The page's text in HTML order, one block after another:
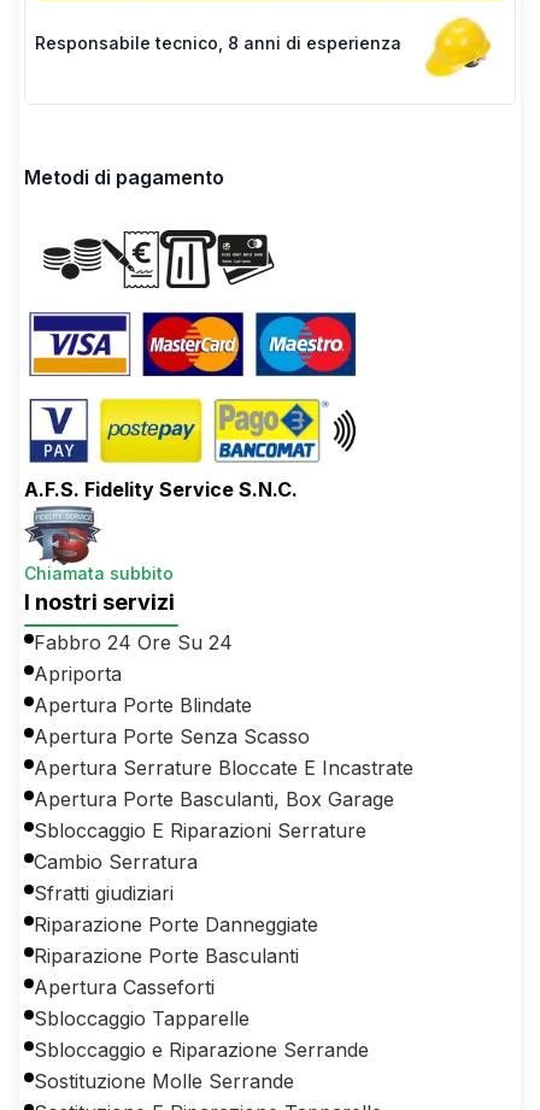
Responsabile tecnico 8 anni di esperienza
Metodi di pagamento
A.F.S. Fidelity Service S.N.C.
Chiamata subbito
I nostri servizi
Fabbro 24 Ore Su 24
Apriporta
Apertura Porte Blindate
Apertura Porte Senza Scasso
Apertura Serrature Bloccate E Incastrate
Apertura Porte Basculanti, Box Garage
Sbloccaggio E Riparazioni Serrature
Cambio Serratura
Sfratti giudiziari
Riparazione Porte Danneggiate
Riparazione Porte Basculanti
Apertura Casseforti
Sbloccaggio Tapparelle
Sbloccaggio e Riparazione Serrande
Sostituzione Molle Serrande